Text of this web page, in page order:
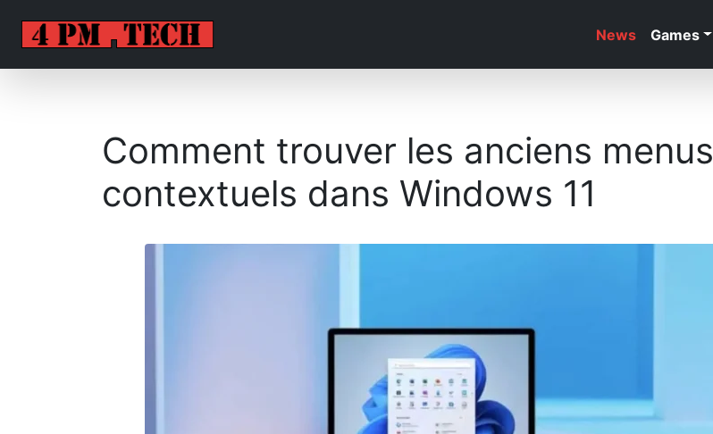
News Games
Comment trouver les anciens menus
contextuels dans Windows 11